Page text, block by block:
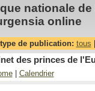
nationale
online
de publication: tous
des princes de
| Calendrier